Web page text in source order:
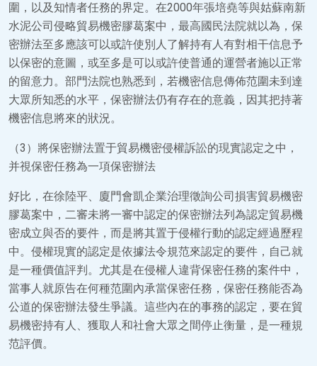
圍，以及知情者任務的界定。在2000年張培堯等與姑蘇南新
水泥公司侵略貿易機密膠葛案中，最高國民法院就以為，保
密辦法至多應該可以或許使別人了解持有人有對相干信息予
以保密的意圖，或至多是可以或許使普通的運營者施以正常
的留意力。部門法院也熟悉到，若機密信息傳佈范圍未到達
大眾所知悉的水平，保密辦法仍有存在的意義，因其把持著
機密信息將來的狀況。
（3）將保密辦法置于貿易機密侵權訴訟的現實認定之中，
并視保密任務為一項保密辦法
好比，在徐陸平、廈門會凱企業治理徵詢公司損害貿易機密
膠葛案中，二審未將一審中認定的保密辦法列為認定貿易機
密成立與否的要件，而是將其置于侵權行動的認定經過歷程
中。侵權現實的認定是依據法令規范來認定的要件，自己就
是一種價值評判。尤其是在侵權人違背保密任務的案件中，
當事人就原告在何種范圍內承當保密任務，保密任務能否為
公道的保密辦法發生爭議。這些內在的事務的認定，要在貿
易機密持有人、獲取人和社會大眾之間停止衡量，是一種規
范評價。